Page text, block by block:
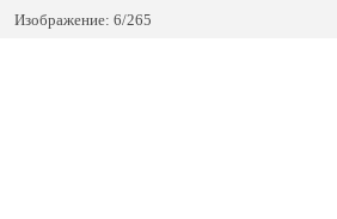
Изображение: 6/265